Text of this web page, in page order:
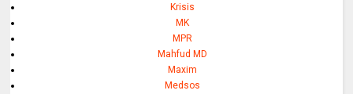
Krisis
MK
MPR
Mahfud MD
Maxim
Medsos